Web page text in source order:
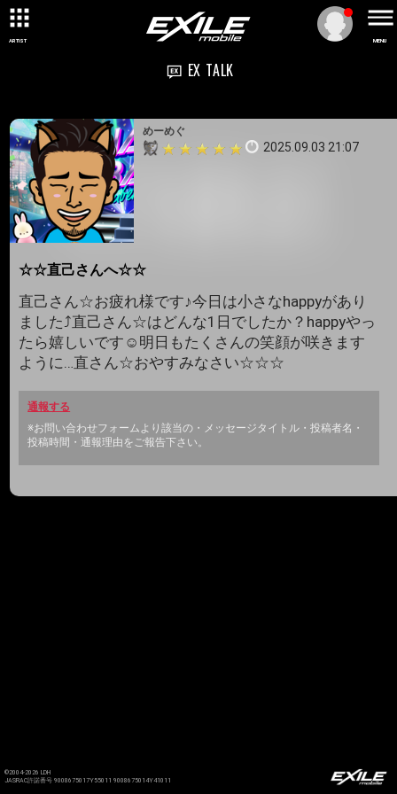
ARTIST MENU
EX TALK
めーめぐ
2025.09.03 21:07
☆☆直己さんへ☆☆
直己さん☆お疲れ様です♪今日は小さなhappyがあり
ました⤴️直己さん☆はどんな1日でしたか？happyやっ
たら嬉しいです☺️明日もたくさんの笑顔が咲きます
ように…直さん☆おやすみなさい☆☆☆
通報する
※お問い合わせフォームより該当の・メッセージタイトル・投稿者名・
投稿時間・通報理由をご報告下さい。
©2004-2026 LDH
JASRAC許諾番号 9008675017Y55011 9008675014Y41011